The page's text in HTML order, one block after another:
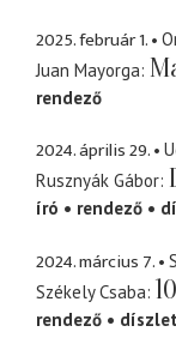
2025. február 1.
Juan Mayorga
rendező
2024. április 29.
Rusznyák Gábor
író
rendező
2024. március 7.
Székely Csaba 10
rendező